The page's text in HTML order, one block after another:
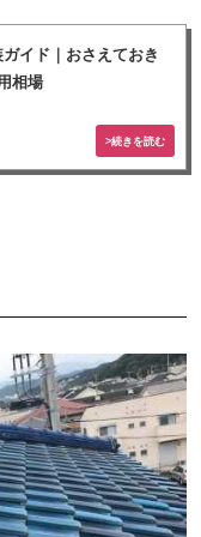
イド｜おさえておき
相場